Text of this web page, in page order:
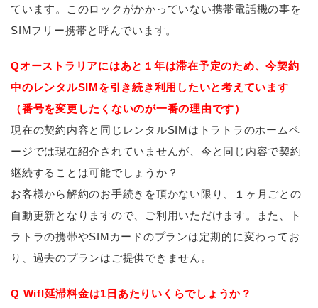
ています。このロックがかかっていない携帯電話機の事を
SIMフリー携帯と呼んでいます。
Qオーストラリアにはあと１年は滞在予定のため、今契約
中のレンタルSIMを引き続き利用したいと考えています
（番号を変更したくないのが一番の理由です）
現在の契約内容と同じレンタルSIMはトラトラのホームペ
ージでは現在紹介されていませんが、今と同じ内容で契約
継続することは可能でしょうか？
お客様から解約のお手続きを頂かない限り、１ヶ月ごとの
自動更新となりますので、ご利用いただけます。また、ト
ラトラの携帯やSIMカードのプランは定期的に変わってお
り、過去のプランはご提供できません。
Q WifI延滞料金は1日あたりいくらでしょうか？